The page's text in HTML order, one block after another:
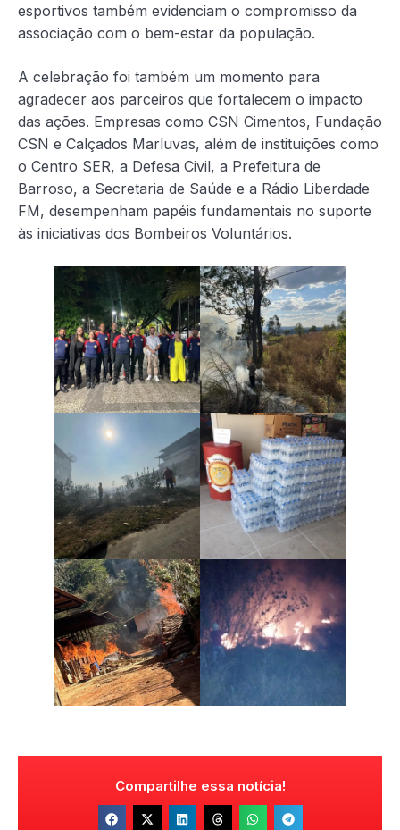
esportivos também evidenciam o compromisso da
associação com o bem-estar da população.
A celebração foi também um momento para
agradecer aos parceiros que fortalecem o impacto
das ações. Empresas como CSN Cimentos, Fundação
CSN e Calçados Marluvas, além de instituições como
o Centro SER, a Defesa Civil, a Prefeitura de
Barroso, a Secretaria de Saúde e a Rádio Liberdade
FM, desempenham papéis fundamentais no suporte
às iniciativas dos Bombeiros Voluntários.
Compartilhe essa notícia!